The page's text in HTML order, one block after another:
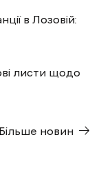
в Лозовій:
листи щодо
Більше новин